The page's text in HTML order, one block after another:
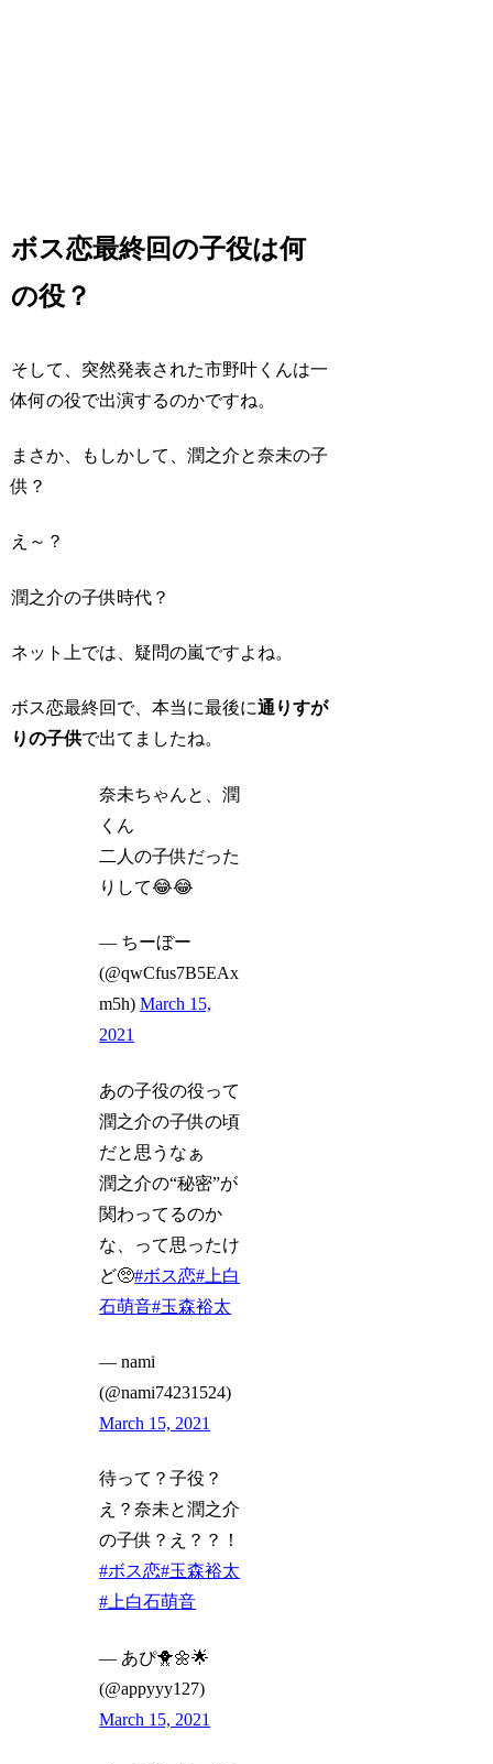
ボス恋最終回の子役は何
の役？
そして、突然発表された市野叶くんは一
体何の役で出演するのかですね。
まさか、もしかして、潤之介と奈未の子
供？
え～？
潤之介の子供時代？
ネット上では、疑問の嵐ですよね。
ボス恋最終回で、本当に最後に通りすが
りの子供で出てましたね。
奈未ちゃんと、潤
くん
二人の子供だった
りして😂😂
— ちーぼー
(@qwCfus7B5EAx
m5h)March 15,
2021
あの子役の役って
潤之介の子供の頃
だと思うなぁ
潤之介の“秘密”が
関わってるのか
な、って思ったけ
ど🥺#ボス恋#上白
石萌音#玉森裕太
— nami
(@nami74231524)
March 15, 2021
待って？子役？
え？奈未と潤之介
の子供？え？？！
#ボス恋#玉森裕太
#上白石萌音
— あぴ🐥🌼🌟
(@appyyy127)
March 15, 2021